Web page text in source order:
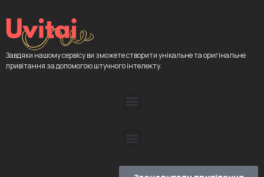
Завдяки нашому сервісу ви зможете створити унікальне та оригінальне
привітання за допомогою штучного інтелекту.